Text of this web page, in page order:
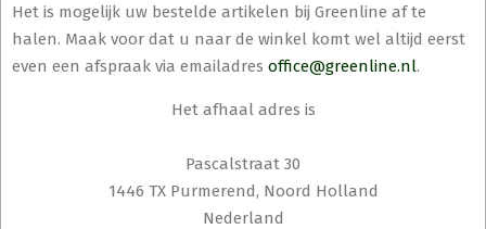
Het is mogelijk uw bestelde artikelen bij Greenline af te
halen. Maak voor dat u naar de winkel komt wel altijd eerst
even een afspraak via emailadres office@greenline.nl.
Het afhaal adres is
Pascalstraat 30
1446 TX Purmerend, Noord Holland
Nederland